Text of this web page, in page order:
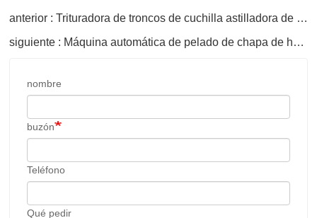
anterior : Trituradora de troncos de cuchilla astilladora de madera
siguiente : Máquina automática de pelado de chapa de husillo de 8 pies
nombre
buzón
Teléfono
Qué pedir